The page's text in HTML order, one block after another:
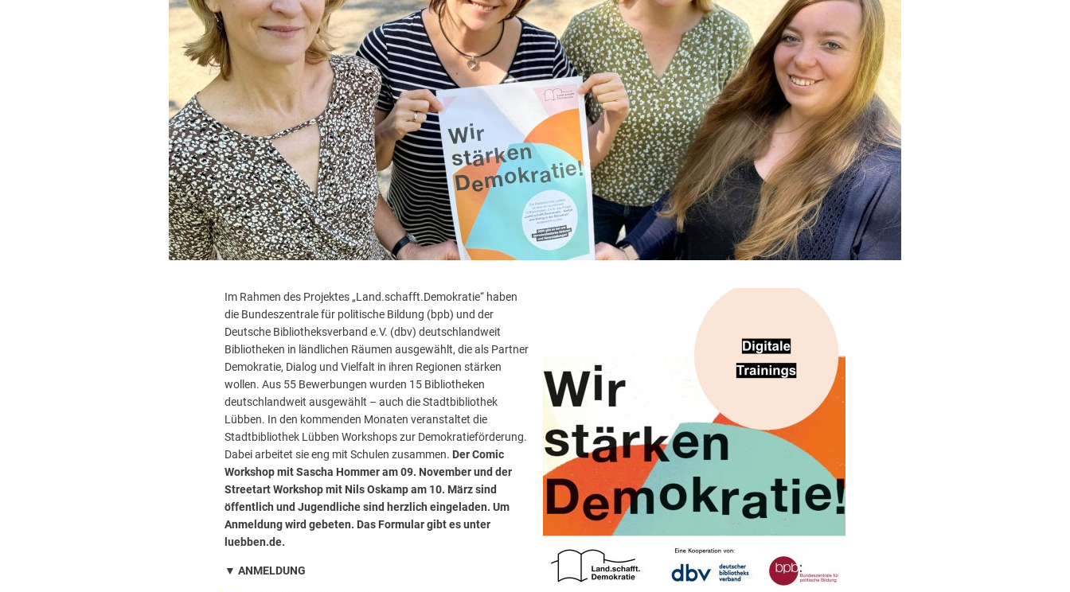
Im Rahmen des Projektes „Land.schafft.Demokratie“ haben
die Bundeszentrale für politische Bildung (bpb) und der
Deutsche Bibliotheksverband e.V. (dbv) deutschlandweit
Bibliotheken in ländlichen Räumen ausgewählt, die als Partner
Demokratie, Dialog und Vielfalt in ihren Regionen stärken
wollen. Aus 55 Bewerbungen wurden 15 Bibliotheken
deutschlandweit ausgewählt – auch die Stadtbibliothek
Lübben. In den kommenden Monaten veranstaltet die
Stadtbibliothek Lübben Workshops zur Demokratieförderung.
Dabei arbeitet sie eng mit Schulen zusammen. Der Comic
Workshop mit Sascha Hommer am 09. November und der
Streetart Workshop mit Nils Oskamp am 10. März sind
öffentlich und Jugendliche sind herzlich eingeladen. Um
Anmeldung wird gebeten. Das Formular gibt es unter
luebben.de.
▼ ANMELDUNG